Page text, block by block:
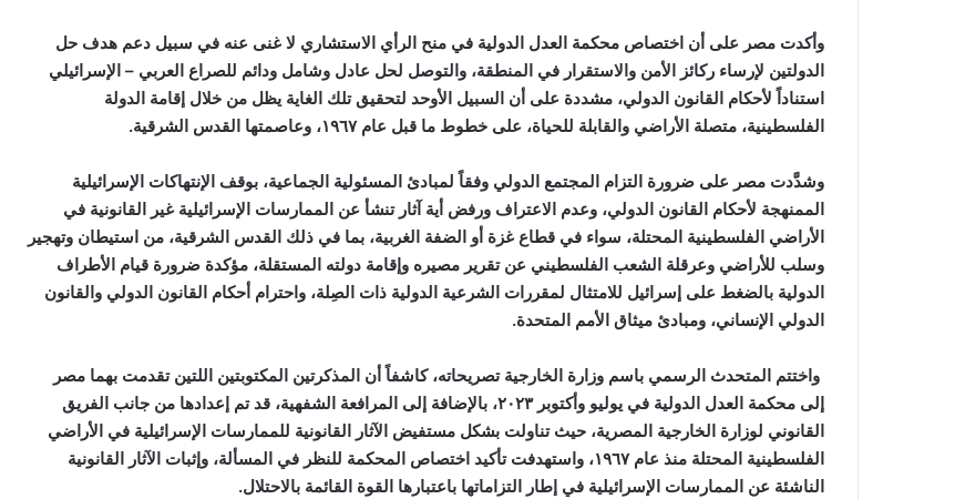
وأكدت مصر على أن اختصاص محكمة العدل الدولية في منح الرأي الاستشاري لا غنى عنه في سبيل دعم هدف حل
الدولتين لإرساء ركائز الأمن والاستقرار في المنطقة، والتوصل لحل عادل وشامل ودائم للصراع العربي – الإسرائيلي
استناداً لأحكام القانون الدولي، مشددة على أن السبيل الأوحد لتحقيق تلك الغاية يظل من خلال إقامة الدولة
الفلسطينية، متصلة الأراضي والقابلة للحياة، على خطوط ما قبل عام ١٩٦٧، وعاصمتها القدس الشرقية.
وشدَّدت مصر على ضرورة التزام المجتمع الدولي وفقاً لمبادئ المسئولية الجماعية، بوقف الإنتهاكات الإسرائيلية
الممنهجة لأحكام القانون الدولي، وعدم الاعتراف ورفض أية آثار تنشأ عن الممارسات الإسرائيلية غير القانونية في
الأراضي الفلسطينية المحتلة، سواء في قطاع غزة أو الضفة الغربية، بما في ذلك القدس الشرقية، من استيطان وتهجير
وسلب للأراضي وعرقلة الشعب الفلسطيني عن تقرير مصيره وإقامة دولته المستقلة، مؤكدة ضرورة قيام الأطراف
الدولية بالضغط على إسرائيل للامتثال لمقررات الشرعية الدولية ذات الصِلة، واحترام أحكام القانون الدولي والقانون
الدولي الإنساني، ومبادئ ميثاق الأمم المتحدة.
واختتم المتحدث الرسمي باسم وزارة الخارجية تصريحاته، كاشفاً أن المذكرتين المكتوبتين اللتين تقدمت بهما مصر
إلى محكمة العدل الدولية في يوليو وأكتوبر ٢٠٢٣، بالإضافة إلى المرافعة الشفهية، قد تم إعدادها من جانب الفريق
القانوني لوزارة الخارجية المصرية، حيث تناولت بشكل مستفيض الآثار القانونية للممارسات الإسرائيلية في الأراضي
الفلسطينية المحتلة منذ عام ١٩٦٧، واستهدفت تأكيد اختصاص المحكمة للنظر في المسألة، وإثبات الآثار القانونية
الناشئة عن الممارسات الإسرائيلية في إطار التزاماتها باعتبارها القوة القائمة بالاحتلال.